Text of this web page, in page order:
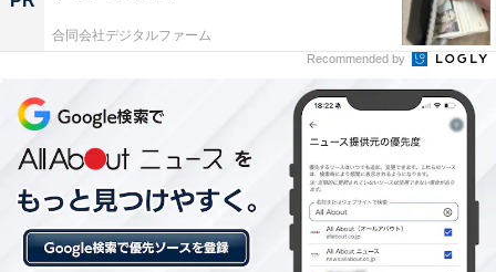
合同会社デジタルファーム
Recommended by